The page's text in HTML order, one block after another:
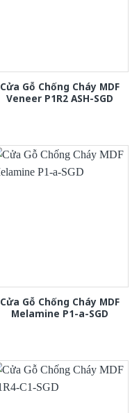
Cửa Gỗ Chống Cháy MDF
Veneer P1R2 ASH-SGD
Cửa Gỗ Chống Cháy MDF
Melamine P1-a-SGD